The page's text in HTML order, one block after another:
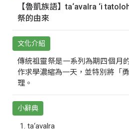
【魯凱族語】ta‘avalra ‘i
祭的由來
文化介紹
傳統祖靈祭是一系列為期四個月
作求學濃縮為一天，並特別將「
理。
小辭典
ta‘avalra